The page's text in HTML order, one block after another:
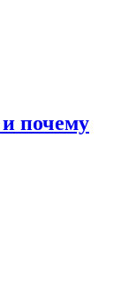
почему